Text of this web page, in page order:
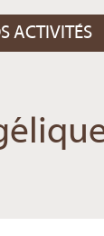
ACTIVITÉS